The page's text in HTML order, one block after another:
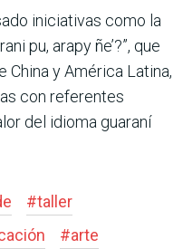
iniciativas como la
pu, arapy ñe’?”, que
China y América Latina,
con referentes
del idioma guaraní
#taller
#arte